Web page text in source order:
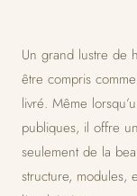
Un grand lustre de
être compris
livré. Même
publiques, il offre
seulement de la
structure, modules,